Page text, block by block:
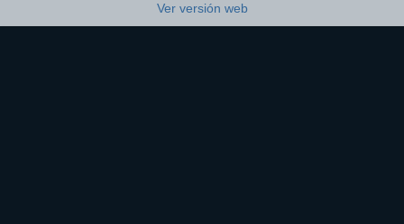
Ver versión web